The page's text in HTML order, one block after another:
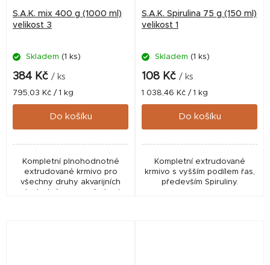
S.A.K. mix 400 g (1000 ml)
velikost 3
Skladem (1 ks)
384 Kč / ks
Měrná
cena:
795,03 Kč / 1 kg
Do košíku
Kompletní plnohodnotné
extrudované krmivo pro
všechny druhy akvarijních
S.A.K. Spirulina 75 g (150 ml)
velikost 1
Skladem (1 ks)
108 Kč / ks
Měrná
cena:
1 038,46 Kč / 1 kg
Do košíku
Kompletní extrudované
krmivo s vyšším podílem řas,
především Spiruliny.